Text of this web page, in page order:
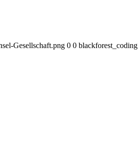
Gesellschaft.png 0 0 blackforest_coding